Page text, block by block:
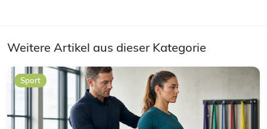
Weitere Artikel aus dieser Kategorie
Sport